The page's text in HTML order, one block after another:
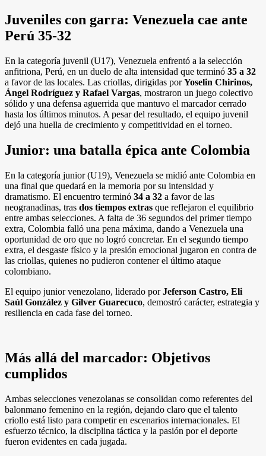
Juveniles con garra: Venezuela cae ante
Perú 35-32
En la categoría juvenil (U17), Venezuela enfrentó a la selección
anfitriona, Perú, en un duelo de alta intensidad que terminó 35 a 32
a favor de las locales. Las criollas, dirigidas porYoselin Chirinos,
Ángel Rodríguez y Rafael Vargas, mostraron un juego colectivo
sólido y una defensa aguerrida que mantuvo el marcador cerrado
hasta los últimos minutos. A pesar del resultado, el equipo juvenil
dejó una huella de crecimiento y competitividad en el torneo.
Junior: una batalla épica ante Colombia
En la categoría junior (U19), Venezuela se midió ante Colombia en
una final que quedará en la memoria por su intensidad y
dramatismo. El encuentro terminó 34 a 32 a favor de las
neogranadinas, tras dos tiempos extras que reflejaron el equilibrio
entre ambas selecciones. A falta de 36 segundos del primer tiempo
extra, Colombia falló una pena máxima, dando a Venezuela una
oportunidad de oro que no logró concretar. En el segundo tiempo
extra, el desgaste físico y la presión emocional jugaron en contra de
las criollas, quienes no pudieron contener el último ataque
colombiano.
El equipo junior venezolano, liderado porJeferson Castro, Eli
Saúl González y Gilver Guarecuco, demostró carácter, estrategia y
resiliencia en cada fase del torneo.
Más allá del marcador: Objetivos
cumplidos
Ambas selecciones venezolanas se consolidan como referentes del
balonmano femenino en la región, dejando claro que el talento
criollo está listo para competir en escenarios internacionales. El
esfuerzo técnico, la disciplina táctica y la pasión por el deporte
fueron evidentes en cada jugada.